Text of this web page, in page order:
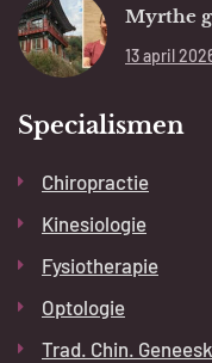
Myrthe
13 april
Specialismen
Chiropractie
Kinesiologie
Fysiotherapie
Optologie
Trad. Chin.